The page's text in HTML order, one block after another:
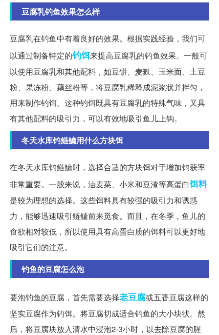
豆腐乳钓鱼效果怎么样
豆腐乳在钓鱼中有着良好的效果。根据实践经验，我们可
以通过制备特定的钓饵来提高豆腐乳的钓鱼效果。一般可
以使用豆腐乳和其他配料，如豆饼、麦麸、玉米面、土豆
粉、果冻粉、藕丝粉等，将豆腐乳稀释成泥浆状并拌匀，
用来制作钓饵。这种钓饵既具有豆腐乳的特殊气味，又具
有其他配料的吸引力，可以有效地吸引鱼儿上钩。
冬天水库钓鲢鳙用什么方块饵
在冬天水库钓鲢鳙时，选择合适的方块饵对于增加钓获率
非常重要。一般来说，油麦菜、小米和豆渣等高蛋白饵料
是较为理想的选择。这些饵料具有较强的吸引力和诱惑
力，能够迅速吸引鲢鳙前来觅食。而且，在冬季，鱼儿的
食欲相对较低，所以使用具有高蛋白质的饵料可以更好地
吸引它们的注意。
钓鱼的豆腐怎么泡
要泡钓鱼的豆腐，首先需要选择老豆腐或五香豆腐这样的
坚实豆腐作为钓饵。将豆腐切成适合钓鱼的大小块状。然
后，将豆腐块放入清水中浸泡2-3小时，以去除豆腐的腥